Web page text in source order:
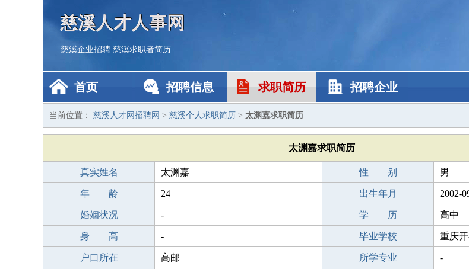
慈溪人才人事网
慈溪企业招聘 慈溪求职者简历
首页 招聘信息 求职简历 招聘企业
当前位置： 慈溪人才网招聘网 > 慈溪个人求职简历 > 太渊嘉求职简历
太渊嘉求职简历
真实姓名 太渊嘉 性 别 男
年 龄 24 出生年月 2002-
婚姻状况 - 学 历 高中
身 高 - 毕业学校 重庆
户口所在 高邮 所学专业 -